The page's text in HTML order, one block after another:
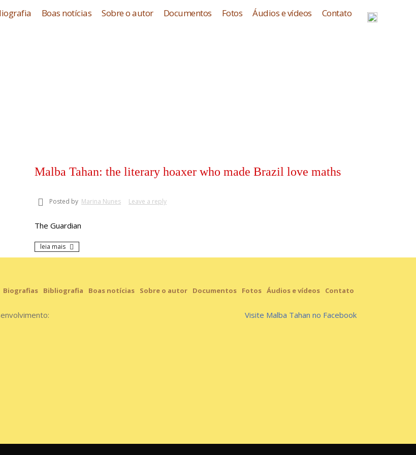
Boas notícias Sobre o autor Documentos Fotos Áudios e vídeos Contato
Malba Tahan: the literary hoaxer who made Brazil love maths
Posted by Marina Nunes Leave a reply
The Guardian
leia mais
Biografias Bibliografia Boas notícias Sobre o autor Documentos Fotos Áudios e vídeos Contato
Visite Malba Tahan no Facebook